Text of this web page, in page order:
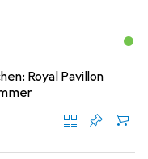
Royal Pavillon